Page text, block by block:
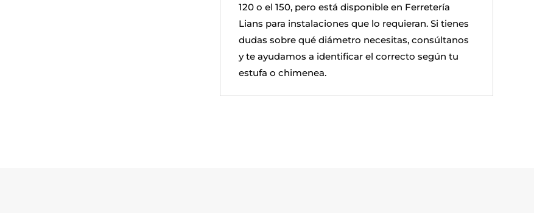
120 o el 150, pero está disponible en Ferretería
Lians para instalaciones que lo requieran. Si tienes
dudas sobre qué diámetro necesitas, consúltanos
y te ayudamos a identificar el correcto según tu
estufa o chimenea.